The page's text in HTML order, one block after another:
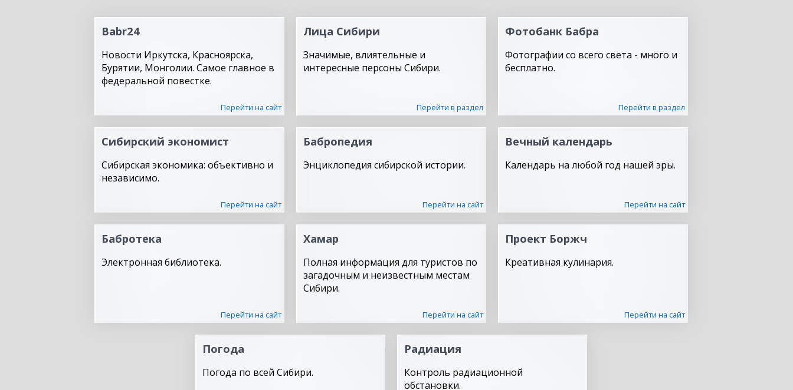
Babr24
Новости Иркутска, Красноярска,
Бурятии, Монголии. Самое главное в
федеральной повестке.
Перейти на сайт
Лица Сибири
Значимые, влиятельные и
интересные персоны Сибири.
Перейти в раздел
Фотобанк Бабра
Фотографии со всего света - много и
бесплатно.
Перейти в раздел
Сибирский экономист
Сибирская экономика: объективно и
независимо.
Перейти на сайт
Бабропедия
Энциклопедия сибирской истории.
Перейти на сайт
Вечный календарь
Календарь на любой год нашей эры.
Перейти на сайт
Бабротека
Электронная библиотека.
Перейти на сайт
Хамар
Полная информация для туристов по
загадочным и неизвестным местам
Сибири.
Перейти на сайт
Проект Боржч
Креативная кулинария.
Перейти на сайт
Погода
Погода по всей Сибири.
Радиация
Контроль радиационной
обстановки.